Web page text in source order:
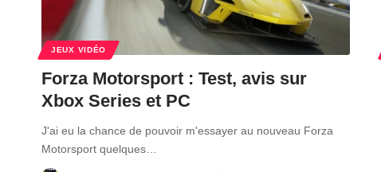
JEUX VIDÉO
Forza Motorsport : Test, avis sur
Xbox Series et PC
J'ai eu la chance de pouvoir m'essayer au nouveau Forza
Motorsport quelques…